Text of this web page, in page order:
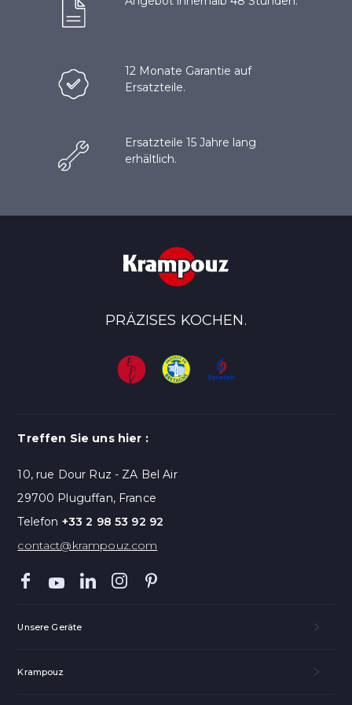
12 Monate Garantie auf
Ersatzteile.
Ersatzteile 15 Jahre lang
erhältlich.
PRÄZISES KOCHEN.
Treffen Sie uns hier :
10, rue Dour Ruz - ZA Bel Air
29700 Pluguffan, France
Telefon +33 2 98 53 92 92
contact@krampouz.com
Unsere Geräte
Krampouz